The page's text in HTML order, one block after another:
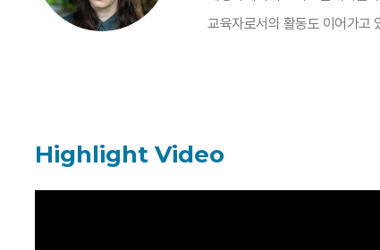
교육자로서의 활동도 이어가고
Highlight Video